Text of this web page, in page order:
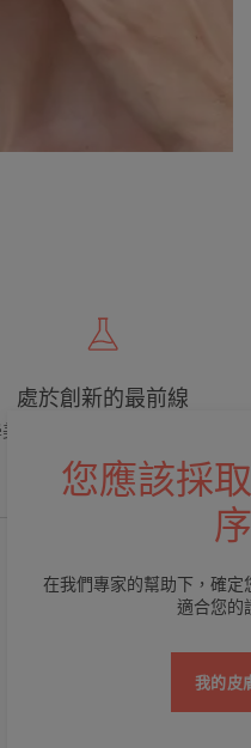
您應該採
在我們專家的幫助下，確定
適合您的
我的皮
處於創新的最前線
容專業，提供優質、有效和安全